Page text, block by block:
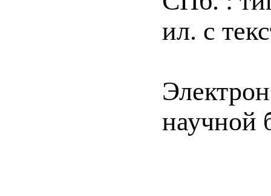
ил. с
научной